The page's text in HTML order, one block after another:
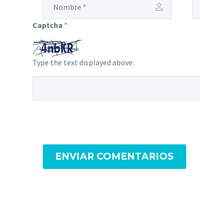
Captcha *
Type the text displayed above:
ENVIAR COMENTARIOS